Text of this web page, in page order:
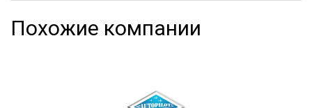
Похожие компании